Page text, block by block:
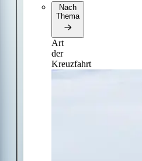
Nach
Thema
Art
der
Kreuzfahrt